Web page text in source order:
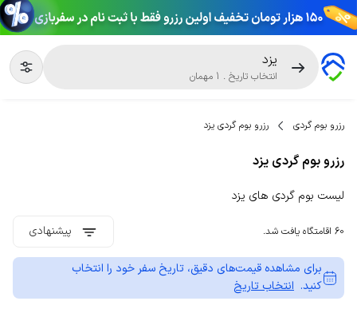
یزد
انتخاب تاریخ .
1 مهمان
رزرو بوم گردی رزرو بوم گردی یزد
رزرو بوم گردی یزد
لیست بوم گردی های یزد
60 اقامتگاه یافت شد. پیشنهادی
برای مشاهده قیمت‌های دقیق، تاریخ سفر خود را انتخاب
کنید. انتخاب تاریخ